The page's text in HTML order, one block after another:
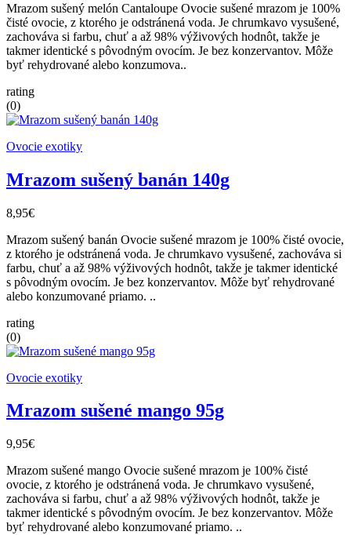
Mrazom sušený melón Cantaloupe Ovocie sušené mrazom je 100%
čisté ovocie, z ktorého je odstránená voda. Je chrumkavo vysušené,
zachováva si farbu, chuť a až 98% výživových hodnôt, takže je
takmer identické s pôvodným ovocím. Je bez konzervantov. Môže
byť rehydrované alebo konzumova..
rating
(0)
Ovocie exotiky
Mrazom sušený banán 140g
8,95€
Mrazom sušený banán Ovocie sušené mrazom je 100% čisté ovocie,
z ktorého je odstránená voda. Je chrumkavo vysušené, zachováva si
farbu, chuť a až 98% výživových hodnôt, takže je takmer identické
s pôvodným ovocím. Je bez konzervantov. Môže byť rehydrované
alebo konzumované priamo. ..
rating
(0)
Ovocie exotiky
Mrazom sušené mango 95g
9,95€
Mrazom sušené mango Ovocie sušené mrazom je 100% čisté
ovocie, z ktorého je odstránená voda. Je chrumkavo vysušené,
zachováva si farbu, chuť a až 98% výživových hodnôt, takže je
takmer identické s pôvodným ovocím. Je bez konzervantov. Môže
byť rehydrované alebo konzumované priamo. ..